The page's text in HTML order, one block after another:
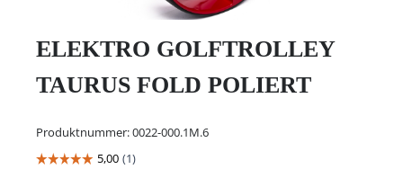
ELEKTRO GOLFTROLLEY
TAURUS FOLD POLIERT
Produktnummer:0022-000.1M.6